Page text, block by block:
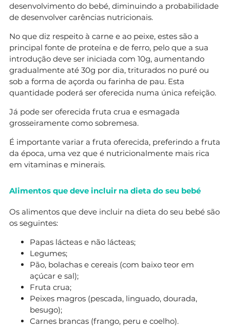
desenvolvimento do bebé, diminuindo a probabilidade
de desenvolver carências nutricionais.
No que diz respeito à carne e ao peixe, estes são a
principal fonte de proteína e de ferro, pelo que a sua
introdução deve ser iniciada com 10g, aumentando
gradualmente até 30g por dia, triturados no puré ou
sob a forma de açorda ou farinha de pau. Esta
quantidade poderá ser oferecida numa única refeição.
Já pode ser oferecida fruta crua e esmagada
grosseiramente como sobremesa.
É importante variar a fruta oferecida, preferindo a fruta
da época, uma vez que é nutricionalmente mais rica
em vitaminas e minerais.
Alimentos que deve incluir na dieta do seu bebé
Os alimentos que deve incluir na dieta do seu bebé são
os seguintes:
Papas lácteas e não lácteas;
Legumes;
Pão, bolachas e cereais (com baixo teor em
açúcar e sal);
Fruta crua;
Peixes magros (pescada, linguado, dourada,
besugo);
Carnes brancas (frango, peru e coelho).